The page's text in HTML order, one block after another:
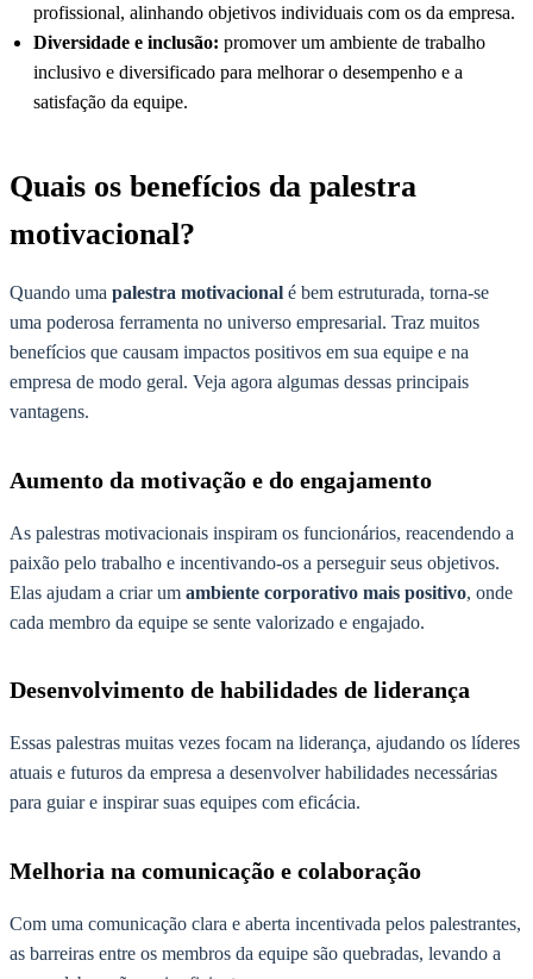
profissional, alinhando objetivos individuais com os da empresa.
Diversidade e inclusão: promover um ambiente de trabalho
inclusivo e diversificado para melhorar o desempenho e a
satisfação da equipe.
Quais os benefícios da palestra
motivacional?
Quando uma palestra motivacional é bem estruturada, torna-se
uma poderosa ferramenta no universo empresarial. Traz muitos
benefícios que causam impactos positivos em sua equipe e na
empresa de modo geral. Veja agora algumas dessas principais
vantagens.
Aumento da motivação e do engajamento
As palestras motivacionais inspiram os funcionários, reacendendo a
paixão pelo trabalho e incentivando-os a perseguir seus objetivos.
Elas ajudam a criar um ambiente corporativo mais positivo, onde
cada membro da equipe se sente valorizado e engajado.
Desenvolvimento de habilidades de liderança
Essas palestras muitas vezes focam na liderança, ajudando os líderes
atuais e futuros da empresa a desenvolver habilidades necessárias
para guiar e inspirar suas equipes com eficácia.
Melhoria na comunicação e colaboração
Com uma comunicação clara e aberta incentivada pelos palestrantes,
as barreiras entre os membros da equipe são quebradas, levando a